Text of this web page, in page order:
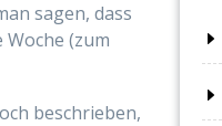
sagen, dass
(zum
beschrieben,